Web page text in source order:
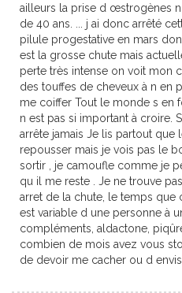
ailleurs la prise d œstrogènes
de 40 ans. ... j ai donc arrêté
pilule progestative en mars
est la grosse chute mais
perte très intense on voit mon
des touffes de cheveux à n en
me coiffer Tout le monde s en
n est pas si important à croire.
arrête jamais Je lis partout que
repousser mais je vois pas le
sortir , je camoufle comme je
qu il me reste . Je ne trouve
arret de la chute, le temps que
est variable d une personne à
compléments, aldactone,
combien de mois avez vous
de devoir me cacher ou d